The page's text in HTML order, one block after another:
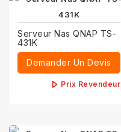
Serveur Nas QNAP TS-
431K
Demander Un Devis
Prix Revendeur